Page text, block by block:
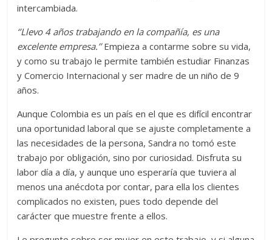
intercambiada.
‘’Llevo 4 años trabajando en la compañía, es una
excelente empresa.’’Empieza a contarme sobre su vida,
y como su trabajo le permite también estudiar Finanzas
y Comercio Internacional y ser madre de un niño de 9
años.
Aunque Colombia es un país en el que es difícil encontrar
una oportunidad laboral que se ajuste completamente a
las necesidades de la persona, Sandra no tomó este
trabajo por obligación, sino por curiosidad. Disfruta su
labor día a día, y aunque uno esperaría que tuviera al
menos una anécdota por contar, para ella los clientes
complicados no existen, pues todo depende del
carácter que muestre frente a ellos.